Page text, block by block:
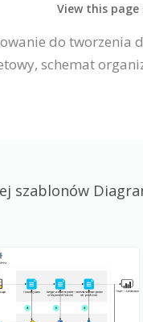
View this page
do
schemat
szablonów